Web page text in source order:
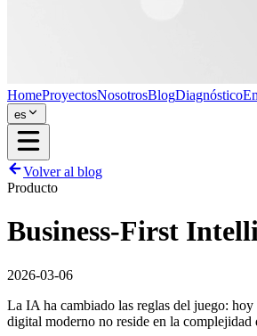
HomeProyectosNosotrosBlogDiagnóstico
es
Volver al blog
Producto
Business-First
2026-03-06
La IA ha cambiado las reglas del juego:
digital moderno no reside en la